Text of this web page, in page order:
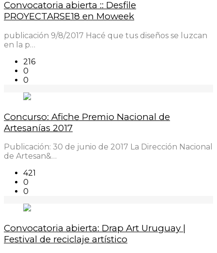
Convocatoria abierta :: Desfile
PROYECTARSE18 en Moweek
publicación 9/8/2017 Hacé que tus diseños se luzcan
en la p…
216
0
0
Concurso: Afiche Premio Nacional de
Artesanías 2017
Publicación: 30 de junio de 2017 La Dirección Nacional
de Artesan&…
421
0
0
Convocatoria abierta: Drap Art Uruguay |
Festival de reciclaje artístico